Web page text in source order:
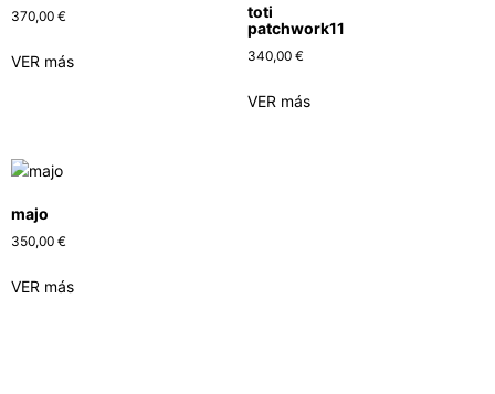
370,00 €
VER más
toti
patchwork11
340,00 €
VER más
majo
350,00 €
VER más